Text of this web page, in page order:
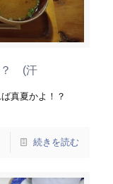
？ (汗
真夏かよ！？
続きを読む